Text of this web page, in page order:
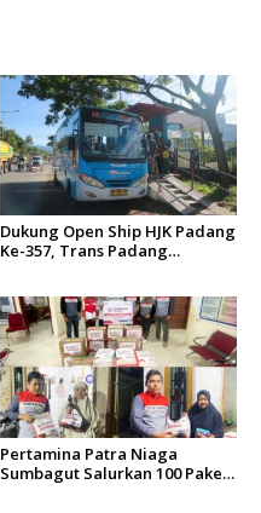
Dukung Open Ship HJK Padang
Ke-357, Trans Padang
Pertamina Patra Niaga
Sumbagut Salurkan 100 Paket